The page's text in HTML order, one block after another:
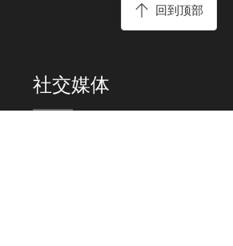
社交媒体
回到顶部